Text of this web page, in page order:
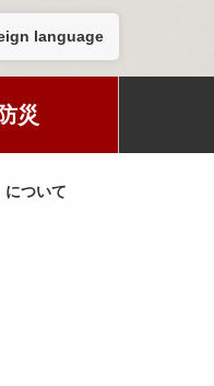
language
防災
について